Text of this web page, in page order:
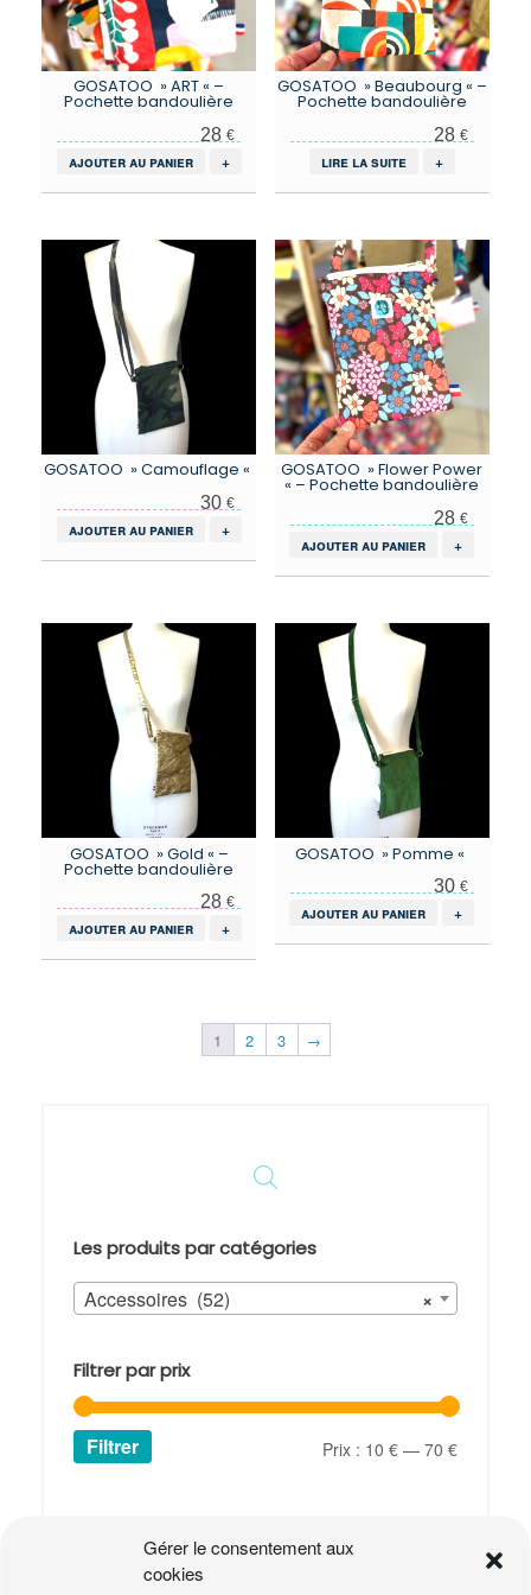
Gérer le consentement aux
cookies
page
du
produit
GOSATOO » ART « –
Pochette bandoulière
28€
ajouter au panier +
GOSATOO » Beaubourg « –
Pochette bandoulière
28 €
lire la suite +
GOSATOO » Camouflage «
30€
ajouter au panier +
GOSATOO » Flower Power
« – Pochette bandoulière
28 €
ajouter au panier +
GOSATOO » Gold « –
Pochette bandoulière
28€
ajouter au panier +
GOSATOO » Pomme «
30 €
ajouter au panier +
1 2 3 →
Les produits par catégories
×
Accessoires (52)
Filtrer par prix
Prix
Prix
Filtrer Prix : 10 € — 70 €
Votre panier est vide.